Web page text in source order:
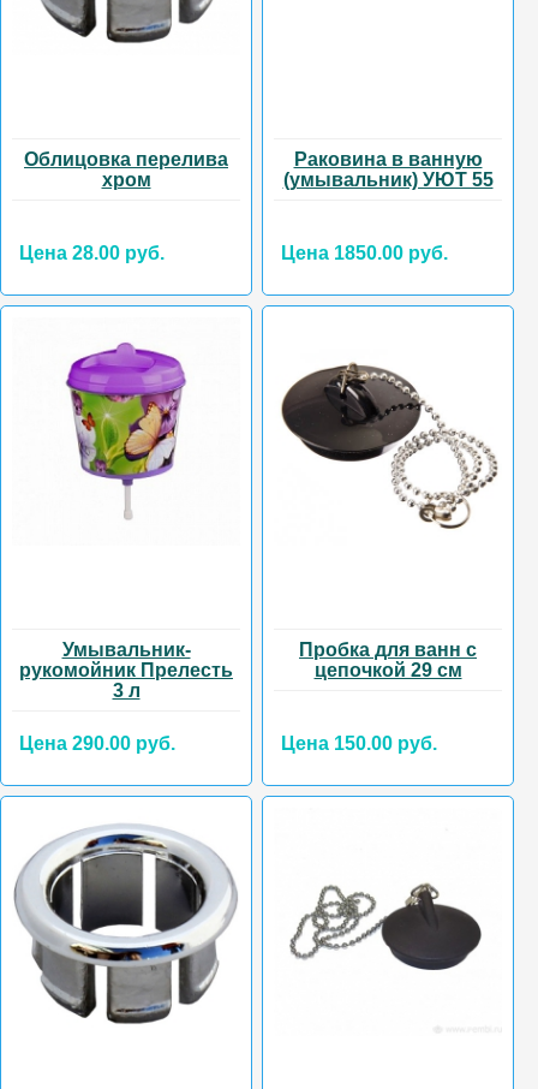
Облицовка перелива
хром
Цена 28.00 руб.
Раковина в ванную
(умывальник) УЮТ 55
Цена 1850.00 руб.
Умывальник-
рукомойник Прелесть
3 л
Цена 290.00 руб.
Пробка для ванн с
цепочкой 29 см
Цена 150.00 руб.